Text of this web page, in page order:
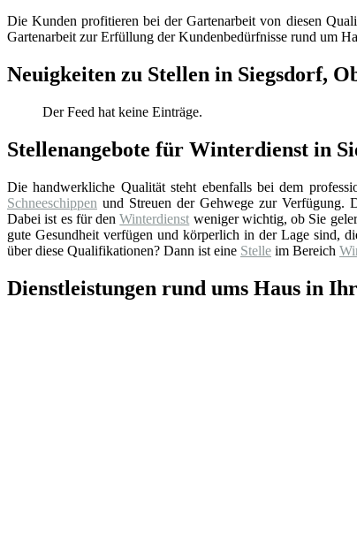
Die Kunden profitieren bei der Gartenarbeit von diesen
Gartenarbeit zur Erfüllung der Kundenbedürfnisse rund um
Neuigkeiten zu Stellen in Siegsdorf,
Der Feed hat keine Einträge.
Stellenangebote für Winterdienst in
Die handwerkliche Qualität steht ebenfalls bei dem
Schneeschippen und Streuen der Gehwege zur Verfügung.
Dabei ist es für denWinterdienst weniger wichtig, ob Sie
gute Gesundheit verfügen und körperlich in der Lage sind,
über diese Qualifikationen? Dann ist eine Stelle im Bereich
Dienstleistungen rund ums Haus in